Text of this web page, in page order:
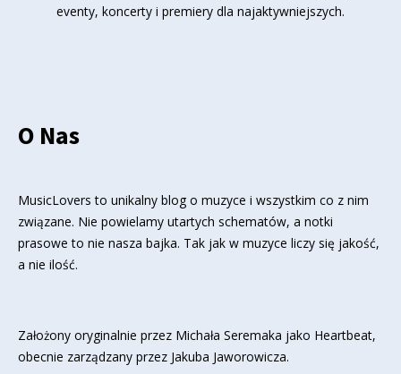
eventy, koncerty i premiery dla najaktywniejszych.
O Nas
MusicLovers to unikalny blog o muzyce i wszystkim co z nim
związane. Nie powielamy utartych schematów, a notki
prasowe to nie nasza bajka. Tak jak w muzyce liczy się jakość,
a nie ilość.
Założony oryginalnie przez Michała Seremaka jako Heartbeat,
obecnie zarządzany przez Jakuba Jaworowicza.